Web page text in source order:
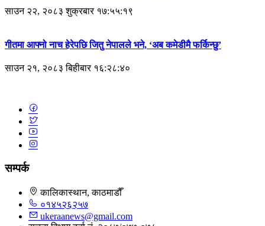
साउन २२, २०८३ शुक्रबार १७:५५:१९
गीतमा आफ्नो नाच हेरेपछि जितु नेपालले भने, ‘अब कमेडीमै फर्किन्छु’
साउन २१, २०८३ बिहीबार १६:२८:४०
सम्पर्क
कालिकास्थान, काठमाडौँ
०१४५२६२५७
ukeraanews@gmail.com